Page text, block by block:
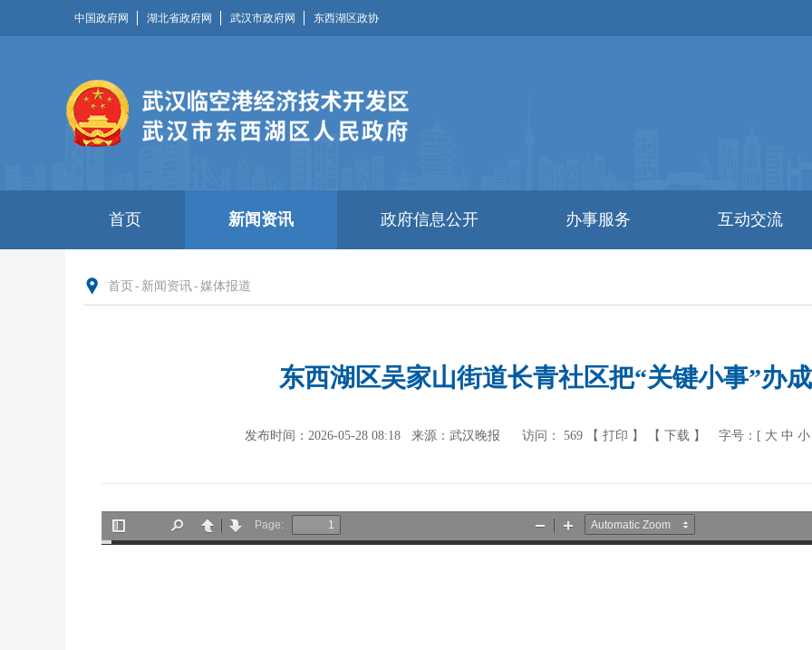
中国政府网 湖北省政府网 武汉市政府网 东西湖区政协
首页 新闻资讯 政府信息公开 办事服务 互动交流
首页 - 新闻资讯- 媒体报道
东西湖区吴家山街道长青社区把“关键小事”办
发布时间：2026-05-28 08:18 来源：武汉晚报 访问： 569 【 打印 】 【 下载 】 字号：[ 大 中 小